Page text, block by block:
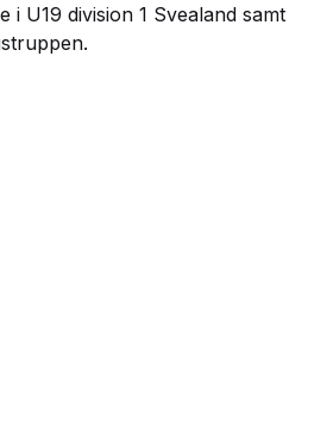
i U19 division 1 Svealand samt